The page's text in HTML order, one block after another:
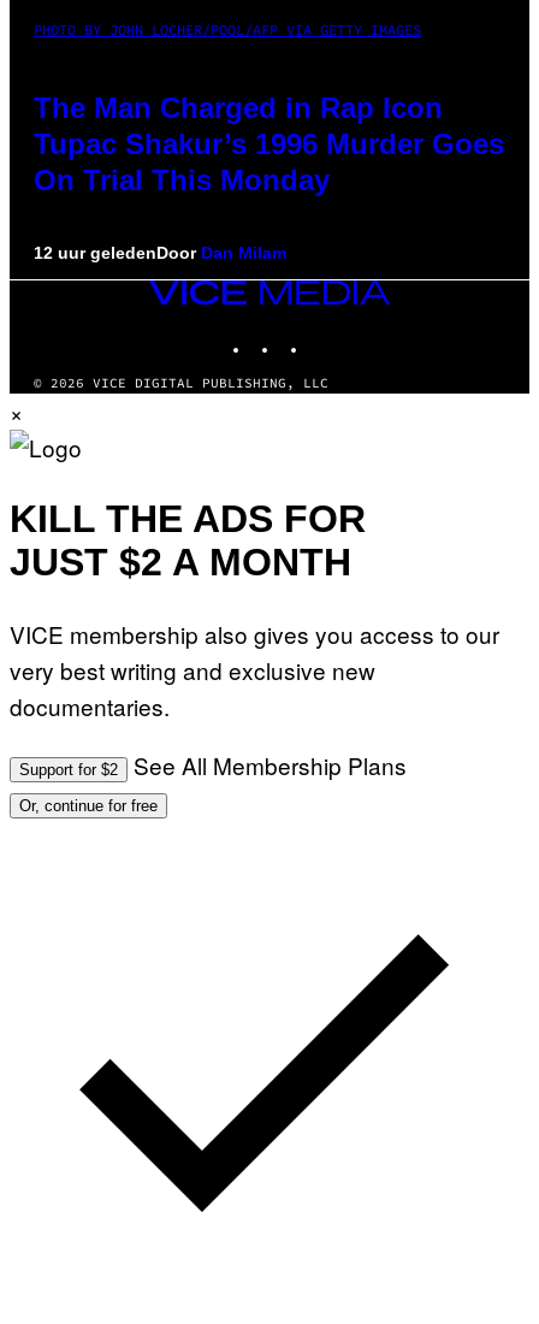
PHOTO BY JOHN LOCHER/POOL/AFP VIA GETTY IMAGES
The Man Charged in Rap Icon
Tupac Shakur’s 1996 Murder Goes
On Trial This Monday
12 uur geledenDoor Dan Milam
VICE
MEDIA
© 2026 VICE DIGITAL PUBLISHING, LLC
×
KILL THE ADS FOR
JUST $2 A MONTH
VICE membership also gives you access to our
very best writing and exclusive new
documentaries.
Support for $2 See All Membership Plans
Or, continue for free